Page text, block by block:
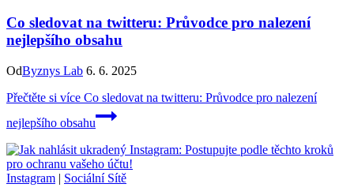
Co sledovat na twitteru: Průvodce pro nalezení
nejlepšího obsahu
OdByznys Lab 6. 6. 2025
Přečtěte si více Co sledovat na twitteru: Průvodce pro nalezení
nejlepšího obsahu
Instagram | Sociální Sítě